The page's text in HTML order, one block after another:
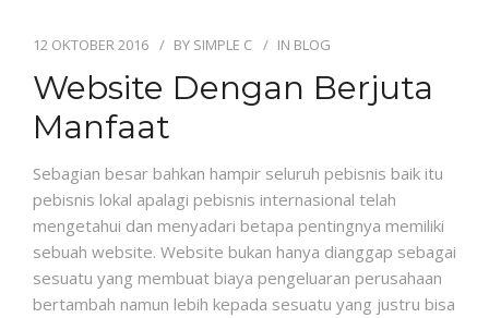
12 OKTOBER 2016 BY SIMPLE C IN BLOG
Website Dengan Berjuta
Manfaat
Sebagian besar bahkan hampir seluruh pebisnis baik itu
pebisnis lokal apalagi pebisnis internasional telah
mengetahui dan menyadari betapa pentingnya memiliki
sebuah website. Website bukan hanya dianggap sebagai
sesuatu yang membuat biaya pengeluaran perusahaan
bertambah namun lebih kepada sesuatu yang justru bisa